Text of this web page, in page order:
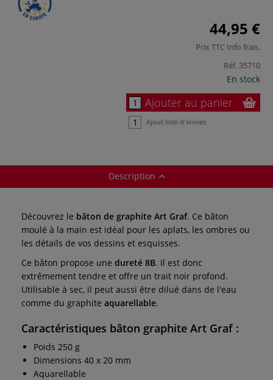
44,95 €
Prix TTC Info frais.
Réf. 35710
En stock
Ajouter au panier
Ajout liste d'envies
Description
Découvrez le bâton de graphite Art Graf. Ce bâton
moulé à la main est idéal pour les aplats, les ombres ou
les détails de vos dessins et esquisses.
Ce bâton propose une dureté 8B. Il est donc
extrêmement tendre et offre un trait noir profond.
Utilisable à sec, il peut aussi être dilué dans de l'eau
comme du graphite aquarellable.
Caractéristiques bâton graphite Art Graf :
Poids 250 g
Dimensions 40 x 20 mm
Aquarellable